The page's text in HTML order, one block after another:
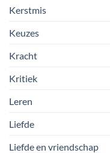
Kerstmis
Keuzes
Kracht
Kritiek
Leren
Liefde
Liefde en vriendschap